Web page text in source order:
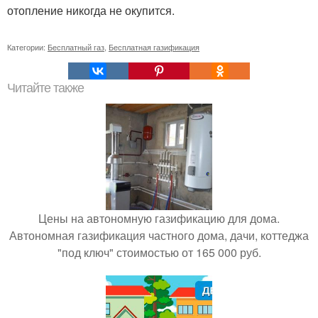
отопление никогда не окупится.
Категории: Бесплатный газ Бесплатная газификация
Читайте также
Цены на автономную газификацию для дома.
Автономная газификация частного дома, дачи, коттеджа
"под ключ" стоимостью от 165 000 руб.